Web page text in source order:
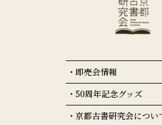
即売会情報
50周年記念グッズ
京都古書研究会につい